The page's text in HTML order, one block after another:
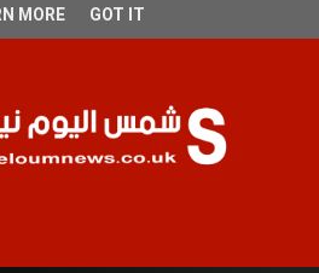
MORE GOT IT